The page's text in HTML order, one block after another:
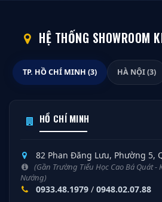
HỆ THỐNG SHOWROOM
TP. HỒ CHÍ MINH (3) HÀ NỘI (3)
HỒ CHÍ MINH
82 Phan Đăng Lưu, Phường 5,
(Gần Trường Tiểu Học Cao Bá Quát -
Nướng)
0933.48.1979 / 0948.02.07.88